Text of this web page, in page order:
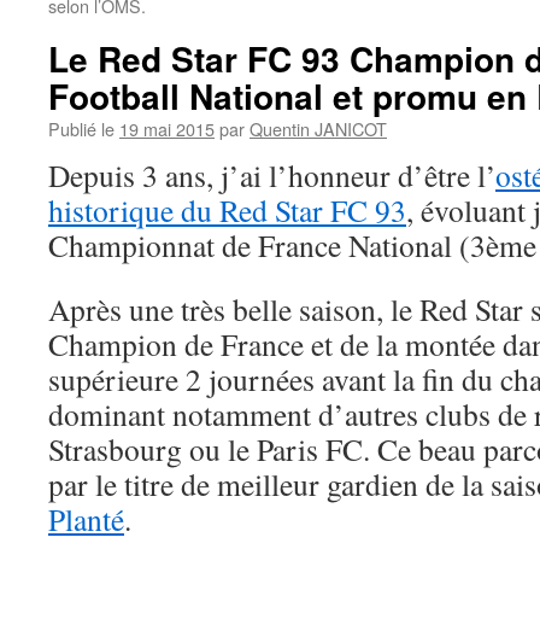
selon l’OMS.
Le Red Star FC 93 Champion
Football National et promu en
Publié le 19 mai 2015parQuentin JANICOT
Depuis 3 ans, j’ai l’honneur d’être l’
historique du Red Star FC 93, évoluant
Championnat de France National
Après une très belle saison, le Red Star
Champion de France et de la montée
supérieure 2 journées avant la fin du
dominant notamment d’autres clubs
Strasbourg ou le Paris FC. Ce beau
par le titre de meilleur gardien de la
Planté.